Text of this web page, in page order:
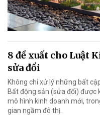
8 đề xuất cho Luật
sửa đổi
Không chỉ xử lý những bất
Bất động sản (sửa đổi) được
mô hình kinh doanh mới,
gian ngầm đô thị.